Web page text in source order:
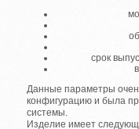
срок
Данные параметры
конфигурацию и была
системы.
Изделие имеет